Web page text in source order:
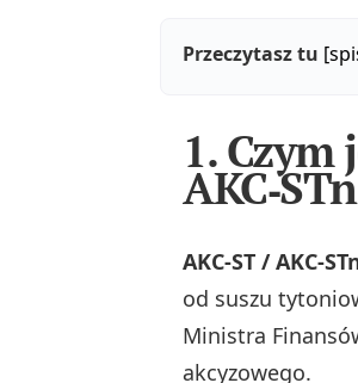
Przeczytasz tu
1. Czym
AKC‑ST /
od suszu
Ministra
akcyzowego.